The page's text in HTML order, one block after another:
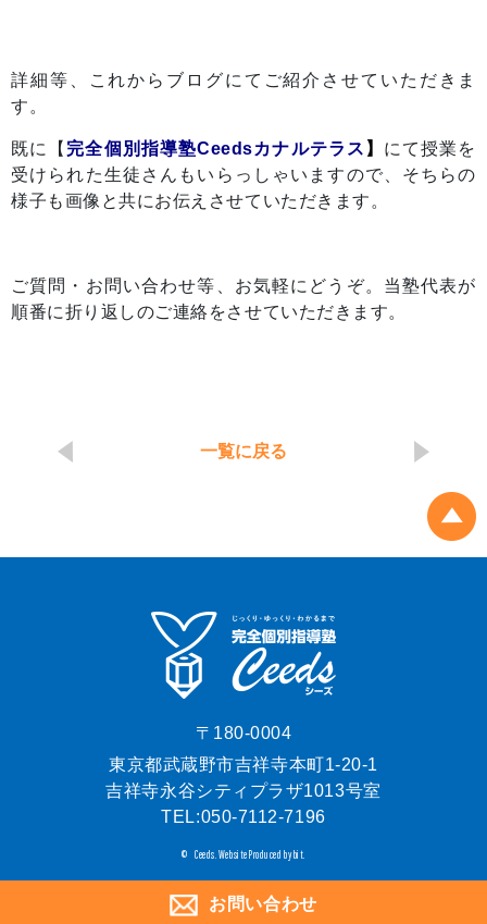
詳細等、これからブログにてご紹介させていただきま
す。
既に【 完全個別指導塾Ceedsカナルテラス 】 にて授業を
受けられた生徒さんもいらっしゃいますので、そちらの
様子も画像と共にお伝えさせていただきます。
ご質問・お問い合わせ等、お気軽にどうぞ。当塾代表が
順番に折り返しのご連絡をさせていただきます。
一覧に戻る
〒180-0004
東京都武蔵野市吉祥寺本町1-20-1
吉祥寺永谷シティプラザ1013号室
TEL:050-7112-7196
お問い合わせ
© Ceeds. Website Produced by bit.